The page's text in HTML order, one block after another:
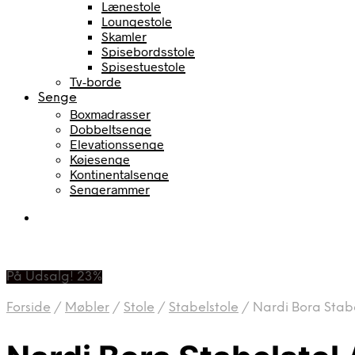
Lænestole
Loungestole
Skamler
Spisebordsstole
Spisestuestole
Tv-borde
Senge
Boxmadrasser
Dobbeltsenge
Elevationssenge
Køjesenge
Kontinentalsenge
Sengerammer
På Udsalg! 23%
Forside / Møbler / Stole / Stabelstole / Nardi Bora